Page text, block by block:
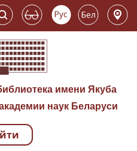
имени Якуба
наук Беларуси
Навигация по